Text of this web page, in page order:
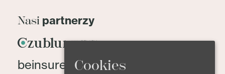
Nasi partnerzy
beinsured@beinsured.pl
Cookies